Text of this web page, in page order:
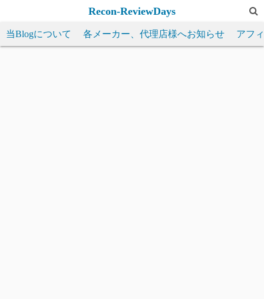
テ
Recon-ReviewDays
当Blogについて 各メーカー、代理店様へお知らせ アフ